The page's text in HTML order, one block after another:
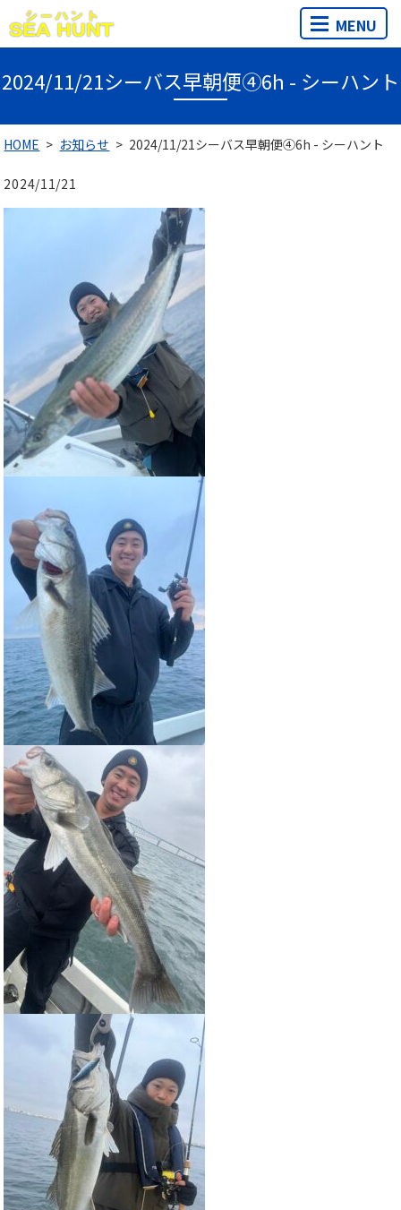
MENU
2024/11/21シーバス早朝便④6h - シーハント
HOME お知らせ 2024/11/21シーバス早朝便④6h - シーハント
2024/11/21